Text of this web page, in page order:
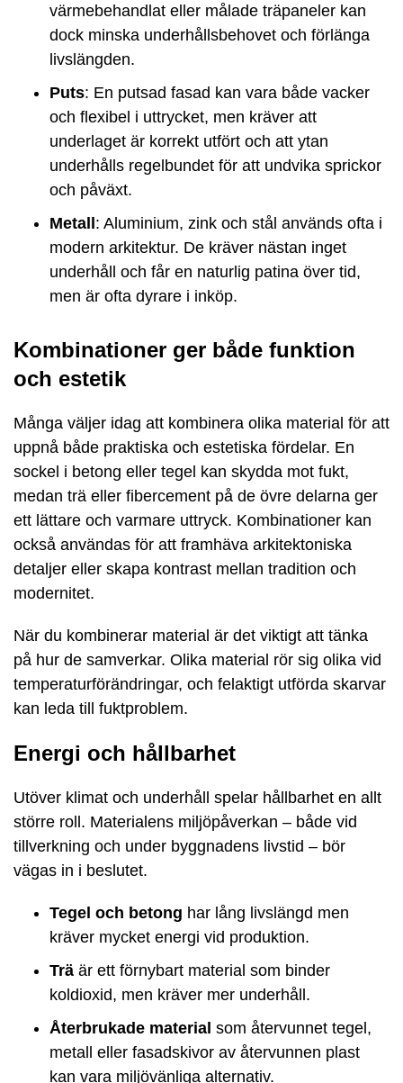
värmebehandlat eller målade träpaneler kan
dock minska underhållsbehovet och förlänga
livslängden.
Puts: En putsad fasad kan vara både vacker
och flexibel i uttrycket, men kräver att
underlaget är korrekt utfört och att ytan
underhålls regelbundet för att undvika sprickor
och påväxt.
Metall: Aluminium, zink och stål används ofta i
modern arkitektur. De kräver nästan inget
underhåll och får en naturlig patina över tid,
men är ofta dyrare i inköp.
Kombinationer ger både funktion
och estetik
Många väljer idag att kombinera olika material för att
uppnå både praktiska och estetiska fördelar. En
sockel i betong eller tegel kan skydda mot fukt,
medan trä eller fibercement på de övre delarna ger
ett lättare och varmare uttryck. Kombinationer kan
också användas för att framhäva arkitektoniska
detaljer eller skapa kontrast mellan tradition och
modernitet.
När du kombinerar material är det viktigt att tänka
på hur de samverkar. Olika material rör sig olika vid
temperaturförändringar, och felaktigt utförda skarvar
kan leda till fuktproblem.
Energi och hållbarhet
Utöver klimat och underhåll spelar hållbarhet en allt
större roll. Materialens miljöpåverkan – både vid
tillverkning och under byggnadens livstid – bör
vägas in i beslutet.
Tegel och betong har lång livslängd men
kräver mycket energi vid produktion.
Trä är ett förnybart material som binder
koldioxid, men kräver mer underhåll.
Återbrukade material som återvunnet tegel,
metall eller fasadskivor av återvunnen plast
kan vara miljövänliga alternativ.